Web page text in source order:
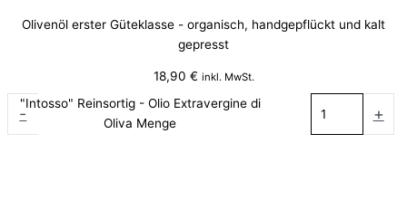
Olivenöl erster Güteklasse - organisch, handgepflückt und kalt
gepresst
18,90 € inkl. MwSt.
-
"Intosso" Reinsortig - Olio Extravergine di
Oliva Menge
+